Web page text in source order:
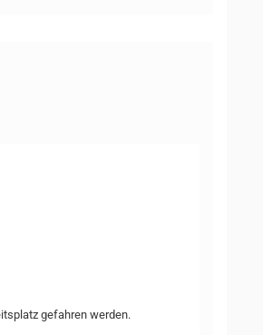
gefahren werden.